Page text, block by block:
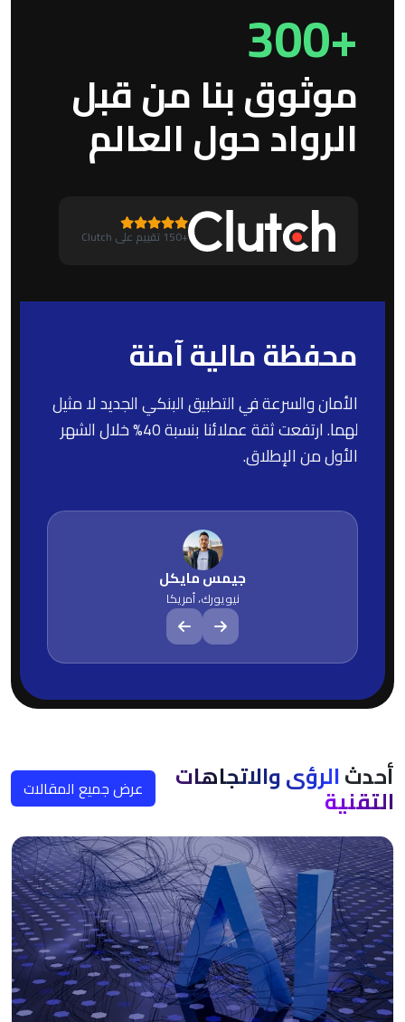
+300
موثوق بنا من قبل
الرواد حول العالم
+150 تقييم على Clutch
محفظة مالية آمنة
الأمان والسرعة في التطبيق البنكي الجديد لا مثيل
لهما. ارتفعت ثقة عملائنا بنسبة 40% خلال الشهر
الأول من الإطلاق.
جيمس مايكل
نيويورك، أمريكا
أحدثالرؤى والاتجاهات
التقنية عرض جميع المقالات